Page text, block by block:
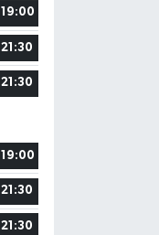
19:00
21:30
21:30
19:00
21:30
21:30